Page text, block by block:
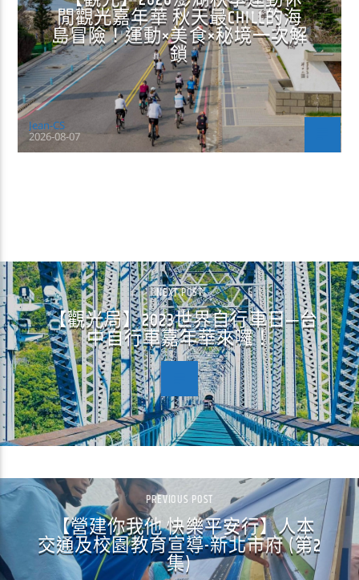
閒觀光嘉年華 秋天最CHILL的海
島冒險！運動×美食×秘境一次解
鎖
Jean-CS
2026-08-07
NEXT POST
【觀光局】2023世界自行車日─台
中自行車嘉年華來囉！
PREVIOUS POST
【營建你我他 快樂平安行】人本
交通及校園教育宣導-新北市府 (第2
集)